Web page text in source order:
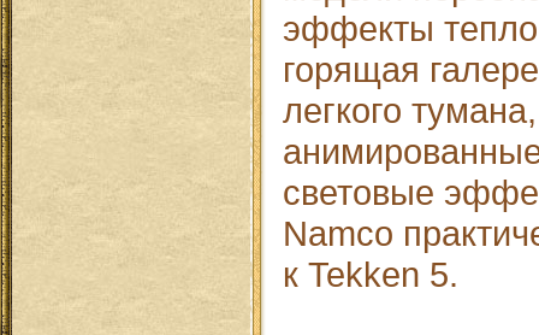
эффекты
горящая
легкого
световые
Namco
к Tekken 5.